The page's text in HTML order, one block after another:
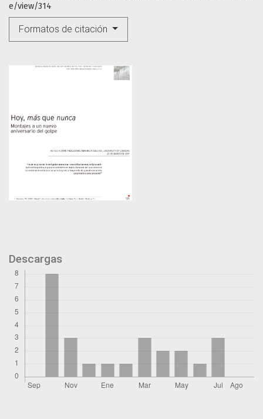
e/view/314
Formatos de citación
Descargas